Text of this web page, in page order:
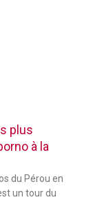
plus
à la
du Pérou en
un tour du